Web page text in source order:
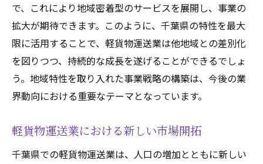
で、これにより地域密着型のサービスを展開し、事業の
拡大が期待できます。このように、千葉県の特性を最大
限に活用することで、軽貨物運送業は他地域との差別化
を図りつつ、持続的な成長を遂げることができるでしょ
う。地域特性を取り入れた事業戦略の構築は、今後の業
界動向における重要なテーマとなっています。
軽貨物運送業における新しい市場開拓
千葉県での軽貨物運送業は、人口の増加とともに新しい